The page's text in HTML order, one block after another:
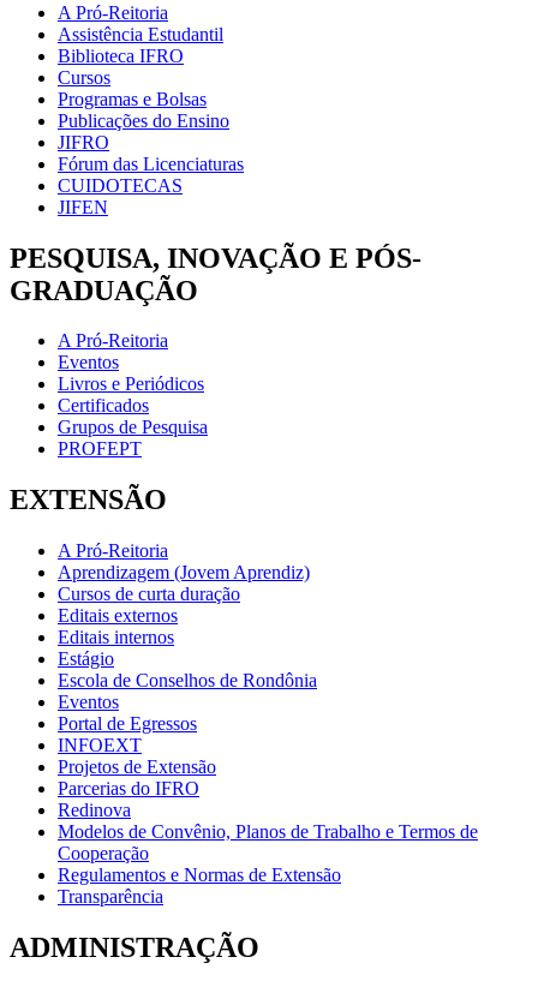
A Pró-Reitoria
Assistência Estudantil
Biblioteca IFRO
Cursos
Programas e Bolsas
Publicações do Ensino
JIFRO
Fórum das Licenciaturas
CUIDOTECAS
JIFEN
PESQUISA, INOVAÇÃO E PÓS-
GRADUAÇÃO
A Pró-Reitoria
Eventos
Livros e Periódicos
Certificados
Grupos de Pesquisa
PROFEPT
EXTENSÃO
A Pró-Reitoria
Aprendizagem (Jovem Aprendiz)
Cursos de curta duração
Editais externos
Editais internos
Estágio
Escola de Conselhos de Rondônia
Eventos
Portal de Egressos
INFOEXT
Projetos de Extensão
Parcerias do IFRO
Redinova
Modelos de Convênio, Planos de Trabalho e Termos de
Cooperação
Regulamentos e Normas de Extensão
Transparência
ADMINISTRAÇÃO